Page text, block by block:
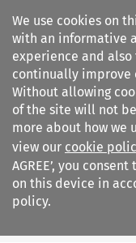
We use cookies on
with an informative
experience and
continually improve
Without allowing
of the site will not
more about how we
view our cookie
AGREE’, you
on this device in
policy.
Revue de